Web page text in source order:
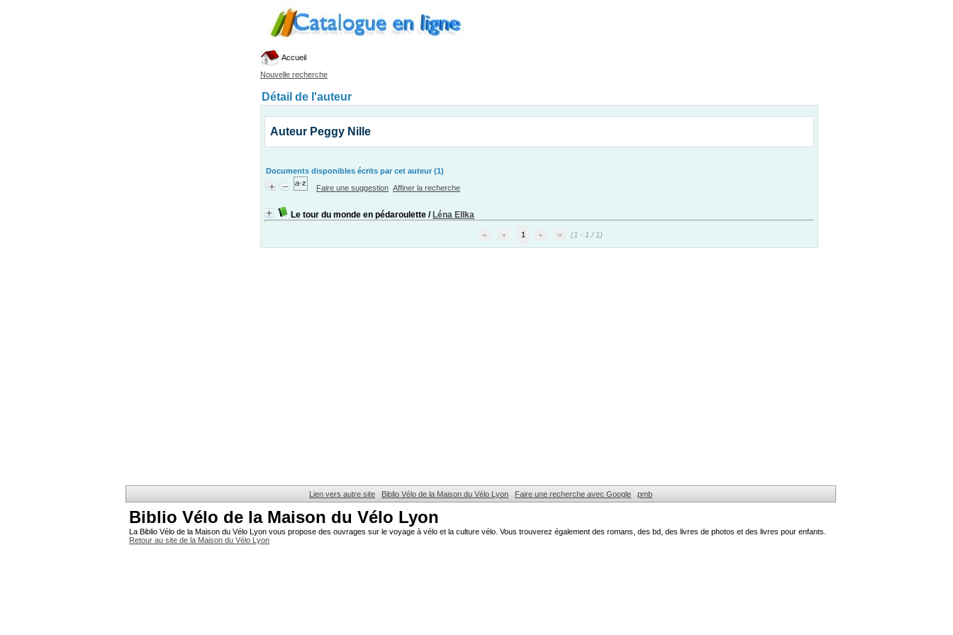
Accueil
Nouvelle recherche
Détail de l'auteur
Auteur Peggy Nille
Documents disponibles écrits par cet auteur (1)
Faire une suggestion Affiner la recherche
Le tour du monde en pédaroulette / Léna Ellka
1 (1 - 1 / 1)
Lien vers autre site Biblio Vélo de la Maison du Vélo Lyon Faire une recherche avec Google pmb
Biblio Vélo de la Maison du Vélo Lyon
La Biblio Vélo de la Maison du Vélo Lyon vous propose des ouvrages sur le voyage à vélo et la culture vélo. Vous trouverez également des romans, des bd, des livres de photos et des livres pour enfants.
Retour au site de la Maison du Vélo Lyon